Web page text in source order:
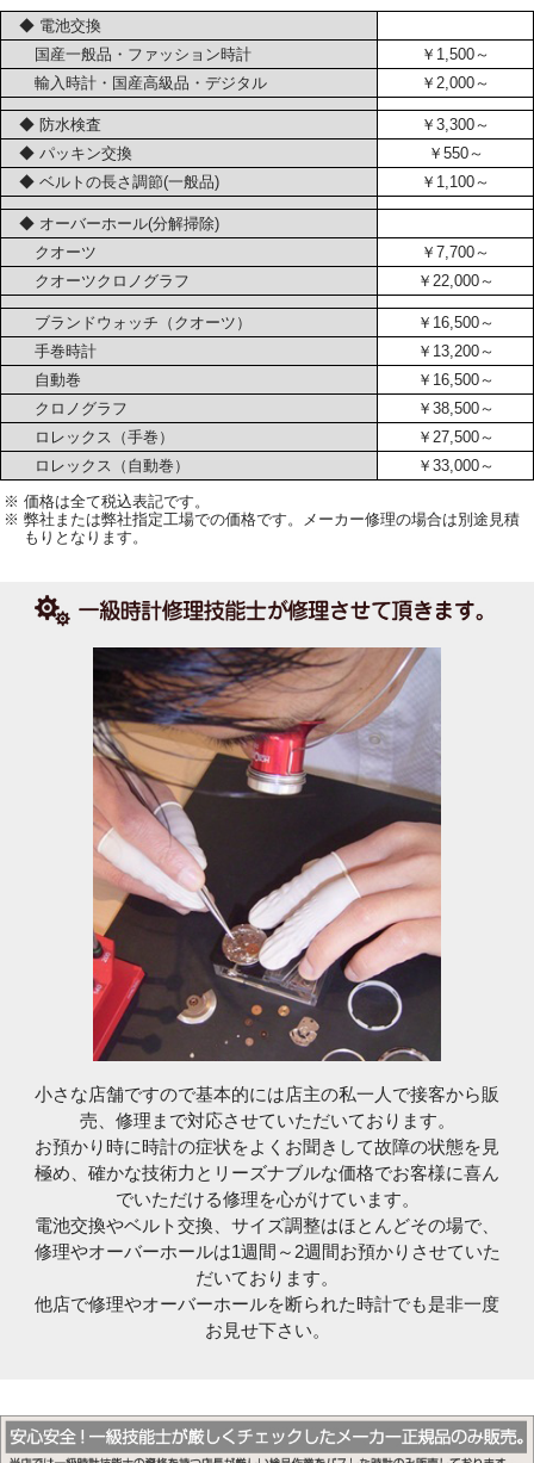
◆ 電池交換
国産一般品・ファッション時計
￥1,500～
輸入時計・国産高級品・デジタル
￥2,000～
◆ 防水検査
￥3,300～
◆ パッキン交換
￥550～
◆ ベルトの長さ調節(一般品)
￥1,100～
◆ オーバーホール(分解掃除)
クオーツ
￥7,700～
クオーツクロノグラフ
￥22,000～
ブランドウォッチ（クオーツ）
￥16,500～
手巻時計
￥13,200～
自動巻
￥16,500～
クロノグラフ
￥38,500～
ロレックス（手巻）
￥27,500～
ロレックス（自動巻）
￥33,000～
価格は全て税込表記です。
弊社または弊社指定工場での価格です。メーカー修理の場合は別途見積
もりとなります。
小さな店舗ですので基本的には店主の私一人で接客から販
売、修理まで対応させていただいております。
お預かり時に時計の症状をよくお聞きして故障の状態を見
極め、確かな技術力とリーズナブルな価格でお客様に喜ん
でいただける修理を心がけています。
電池交換やベルト交換、サイズ調整はほとんどその場で、
修理やオーバーホールは1週間～2週間お預かりさせていた
だいております。
他店で修理やオーバーホールを断られた時計でも是非一度
お見せ下さい。